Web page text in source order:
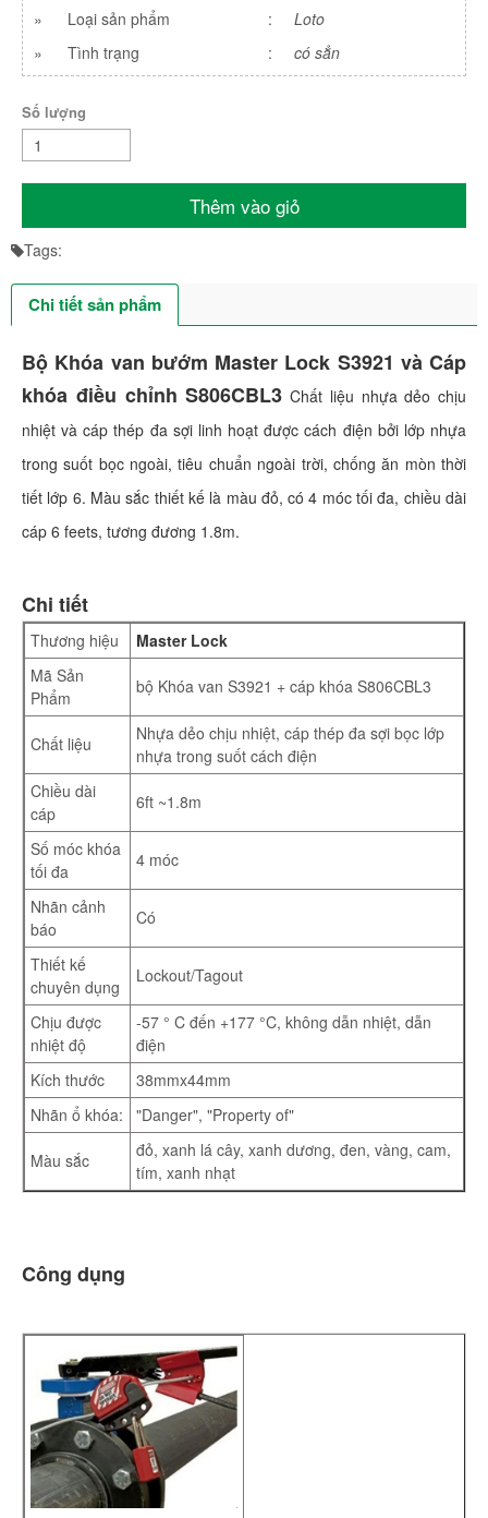
»
Loại sản phẩm :
Loto
»
Tình trạng : có sẳn
Số lượng
Thêm vào giỏ
Tags:
Chi tiết sản phẩm
Bộ Khóa van bướm Master Lock S3921 và Cáp
khóa điều chỉnh S806CBL3 Chất liệu nhựa dẻo chịu
nhiệt và cáp thép đa sợi linh hoạt được cách điện bởi lớp nhựa
trong suốt bọc ngoài, tiêu chuẩn ngoài trời, chống ăn mòn thời
tiết lớp 6. Màu sắc thiết kế là màu đỏ, có 4 móc tối đa, chiều dài
cáp 6 feets, tương đương 1.8m.
Chi tiết
Thương hiệu
Master Lock
Mã Sản
Phẩm
bộ Khóa van S3921 + cáp khóa S806CBL3
Chất liệu
Nhựa dẻo chịu nhiệt, cáp thép đa sợi bọc lớp
nhựa trong suốt cách điện
Chiều dài
cáp
6ft ~1.8m
Số móc khóa
tối đa
4 móc
Nhãn cảnh
báo
Có
Thiết kế
chuyên dụng
Lockout/Tagout
Chịu được
nhiệt độ
-57 ° C đến +177 °C, không dẫn nhiệt, dẫn
điện
Kích thước
38mmx44mm
Nhãn ổ khóa:
"Danger", "Property of"
Màu sắc
đỏ, xanh lá cây, xanh dương, đen, vàng, cam,
tím, xanh nhạt
Công dụng